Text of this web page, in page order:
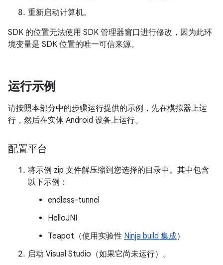
重新启动计算机。
SDK 的位置无法使用 SDK 管理器窗口进行修改，因为此环
境变量是 SDK 位置的唯一可信来源。
运行示例
请按照本部分中的步骤运行提供的示例，先在模拟器上运
行，然后在实体 Android 设备上运行。
配置平台
将示例 zip 文件解压缩到您选择的目录中。其中包含
以下示例：
endless-tunnel
HelloJNI
Teapot（使用实验性 Ninja build 集成）
启动 Visual Studio（如果它尚未运行）。